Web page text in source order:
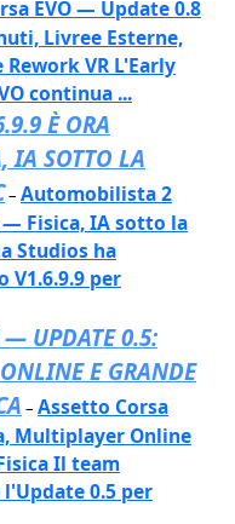
EVO — Update 0.8
Livree Esterne,
VR L'Early
continua ...
È ORA
SOTTO LA
– Automobilista 2
— Fisica, IA sotto la
Studios ha
per
— UPDATE 0.5:
E GRANDE
– Assetto Corsa
Multiplayer Online
Il team
0.5 per